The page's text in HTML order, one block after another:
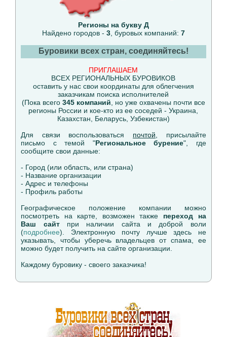
Регионы на букву Д
Найдено городов - 3, буровых компаний: 7
Буровики всех стран, соединяйтесь!
ПРИГЛАШАЕМ
ВСЕХ РЕГИОНАЛЬНЫХ БУРОВИКОВ
оставить у нас свои координаты для облегчения
заказчикам поиска исполнителей
(Пока всего 345 компаний, но уже охвачены почти все
регионы России и кое-кто из ее соседей - Украина,
Казахстан, Беларусь, Узбекистан)
Для связи воспользоваться почтой, присылайте
письмо с темой "Региональное бурение", где
сообщите свои данные:
- Город (или область, или страна)
- Название организации
- Адрес и телефоны
- Профиль работы
Географическое положение компании можно
посмотреть на карте, возможен также переход на
Ваш сайтпри наличии сайта и доброй воли
(подробнее). Электронную почту лучше здесь не
указывать, чтобы уберечь владельцев от спама, ее
можно будет получить на сайте организации.
Каждому буровику - своего заказчика!